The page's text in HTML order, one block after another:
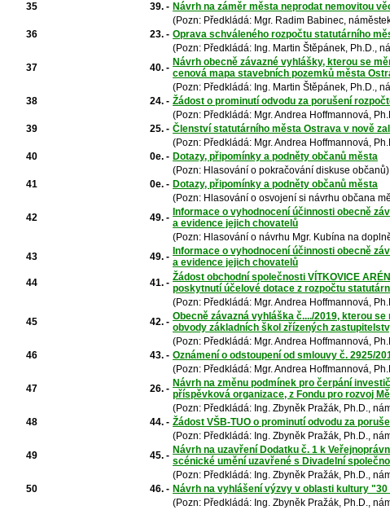
35
39. - Návrh na záměr města neprodat nemovitou
(Pozn: Předkládá: Mgr. Radim Babinec,
36
23. - Oprava schváleného rozpočtu statutárního
(Pozn: Předkládá: Ing. Martin Štěpánek, Ph.D.,
37
40. - Návrh obecně závazné vyhlášky, kterou se
cenová mapa stavebních pozemků města
(Pozn: Předkládá: Ing. Martin Štěpánek, Ph.D.,
38
24. - Žádost o prominutí odvodu za porušení
(Pozn: Předkládá: Mgr. Andrea Hoffmannová,
39
25. - Členství statutárního města Ostrava v nově
(Pozn: Předkládá: Mgr. Andrea Hoffmannová,
40
0e. - Dotazy, připomínky a podněty občanů města
(Pozn: Hlasování o pokračování diskuse občanů)
41
0e. - Dotazy, připomínky a podněty občanů města
(Pozn: Hlasování o osvojení si návrhu občana
42
49. - Informace o vyhodnocení účinnosti obecně
a evidence jejich chovatelů
(Pozn: Hlasování o návrhu Mgr. Kubína na
43
49. - Informace o vyhodnocení účinnosti obecně
a evidence jejich chovatelů
44 41. - Žádost obchodní společnosti VÍTKOVICE
poskytnutí účelové dotace z rozpočtu
(Pozn: Předkládá: Mgr. Andrea Hoffmannová,
45
42. - Obecně závazná vyhláška č..../2019, kterou
obvody základních škol zřízených
(Pozn: Předkládá: Mgr. Andrea Hoffmannová,
46
43. - Oznámení o odstoupení od smlouvy č. 2925/
(Pozn: Předkládá: Mgr. Andrea Hoffmannová,
47
26. - Návrh na změnu podmínek pro čerpání
příspěvková organizace, z Fondu pro rozvoj
(Pozn: Předkládá: Ing. Zbyněk Pražák, Ph.D.,
48
44. - Žádost VŠB-TUO o prominutí odvodu za
(Pozn: Předkládá: Ing. Zbyněk Pražák, Ph.D.,
49
45. - Návrh na uzavření Dodatku č. 1 k
scénické umění uzavřené s Divadelní
(Pozn: Předkládá: Ing. Zbyněk Pražák, Ph.D.,
50
46. - Návrh na vyhlášení výzvy v oblasti kultury
(Pozn: Předkládá: Ing. Zbyněk Pražák, Ph.D.,